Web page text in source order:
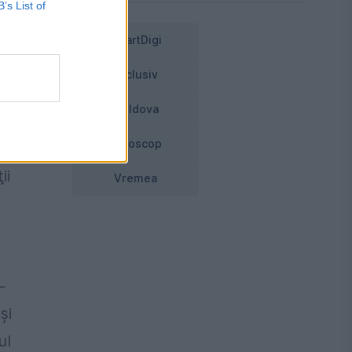
List of
SmartDigi
Exclusiv
Moldova
Horoscop
Vremea